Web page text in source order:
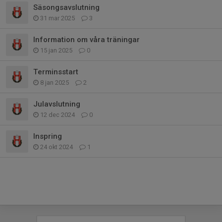
Säsongsavslutning
31 mar 2025 3
Information om våra träningar
15 jan 2025 0
Terminsstart
8 jan 2025 2
Julavslutning
12 dec 2024 0
Inspring
24 okt 2024 1